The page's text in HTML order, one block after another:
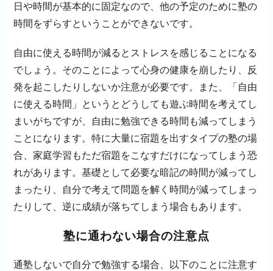
日や時間が基本的に固定なので、他の予定のために塾の
時間をずらすということができないです。
自由に使える時間が減るとストレスを感じることになる
でしょう。そのことによって心身の健康を崩したり、反
発を起こしたりしないか注意が必要です。また、「自由
に使える時間」というとどうしても遊ぶ時間を考えてし
まいがちですが、自由に勉強できる時間も減ってしまう
ことになります。特に大量に宿題を出すタイプの塾の場
合、家庭学習もただ宿題をこなすだけになってしまう恐
れがあります。基礎として必要な暗記の時間が減ってし
まったり、自分で考えて問題を解く時間が減ってしまっ
たりして、逆に成績が落ちてしまう場合もあります。
塾に通わない場合の注意点
通塾しないで自分で勉強する場合、以下のことに注意す